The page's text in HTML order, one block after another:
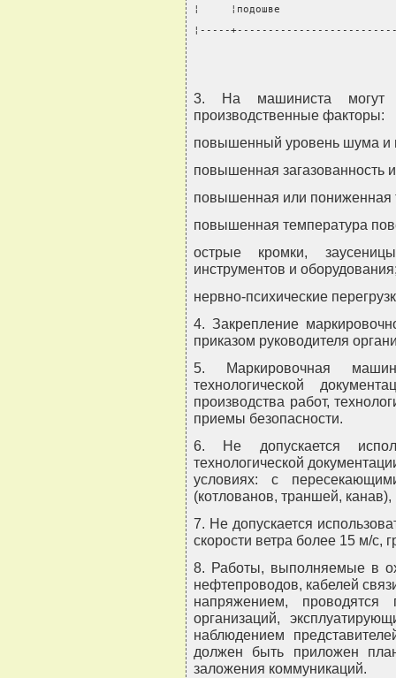
¦     ¦подошве
¦-----
3. На машиниста могут
производственные факторы:
повышенный уровень шума и
повышенная загазованность
повышенная или пониженная
повышенная температура
острые кромки,
инструментов и
нервно-психические
4. Закрепление
приказом руководителя
5. Маркировочная
технологической
производства работ,
приемы безопасности.
6. Не допускается
технологической
условиях: с
(котлованов, траншей,
7. Не допускается
скорости ветра более 15 м/с,
8. Работы, выполняемые в
нефтепроводов, кабелей
напряжением,
организаций,
наблюдением
должен быть приложен
заложения коммуникаций.